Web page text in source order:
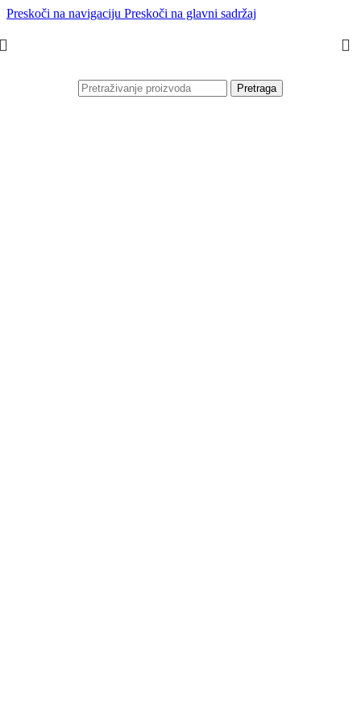
Preskoči na navigaciju Preskoči na glavni sadržaj
Pretraga